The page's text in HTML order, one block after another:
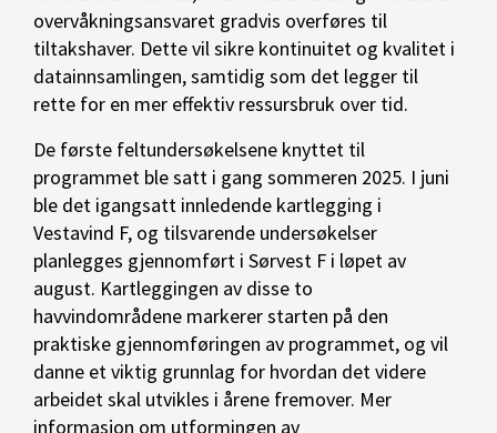
overvåkningsansvaret gradvis overføres til
tiltakshaver. Dette vil sikre kontinuitet og kvalitet i
datainnsamlingen, samtidig som det legger til
rette for en mer effektiv ressursbruk over tid.
De første feltundersøkelsene knyttet til
programmet ble satt i gang sommeren 2025. I juni
ble det igangsatt innledende kartlegging i
Vestavind F, og tilsvarende undersøkelser
planlegges gjennomført i Sørvest F i løpet av
august. Kartleggingen av disse to
havvindområdene markerer starten på den
praktiske gjennomføringen av programmet, og vil
danne et viktig grunnlag for hvordan det videre
arbeidet skal utvikles i årene fremover. Mer
informasjon om utformingen av